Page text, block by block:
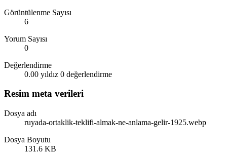
Görüntülenme Sayısı
6
Yorum Sayısı
0
Değerlendirme
0.00 yıldız 0 değerlendirme
Resim meta verileri
Dosya adı
ruyada-ortaklik-teklifi-almak-ne-anlama-gelir-1925.webp
Dosya Boyutu
131.6 KB